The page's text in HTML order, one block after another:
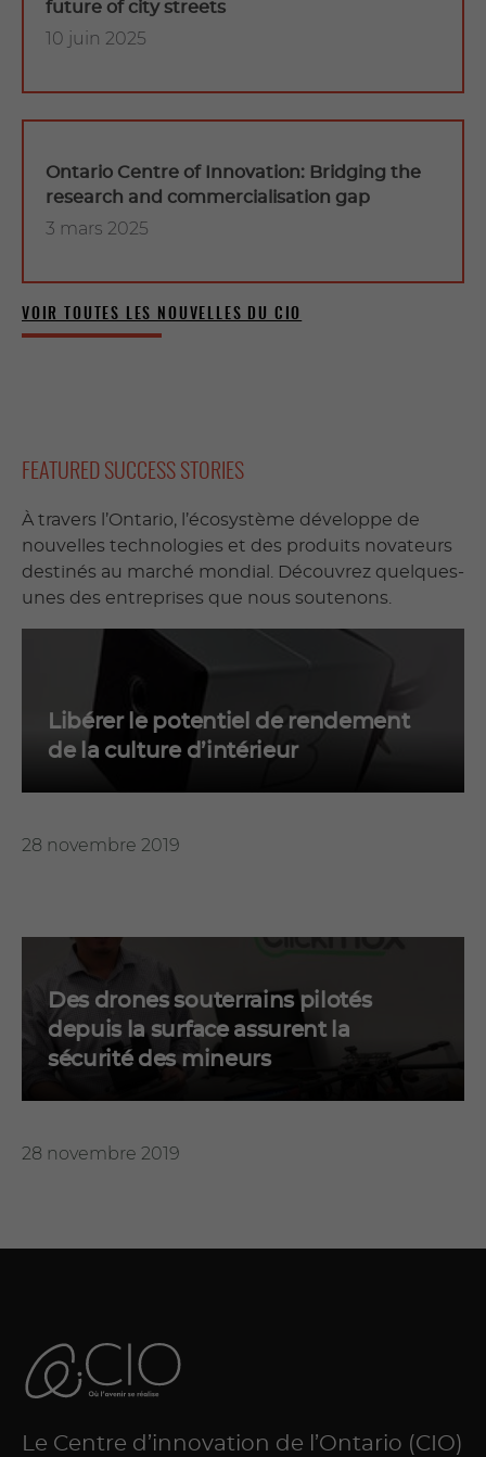
future of city streets
10 juin 2025
Ontario Centre of Innovation: Bridging the
research and commercialisation gap
3 mars 2025
VOIR TOUTES LES NOUVELLES DU CIO
FEATURED SUCCESS STORIES
À travers l’Ontario, l’écosystème développe de
nouvelles technologies et des produits novateurs
destinés au marché mondial. Découvrez quelques-
unes des entreprises que nous soutenons.
Libérer le potentiel de rendement
de la culture d’intérieur
28 novembre 2019
Des drones souterrains pilotés
depuis la surface assurent la
sécurité des mineurs
28 novembre 2019
Le Centre d’innovation de l’Ontario (CIO)